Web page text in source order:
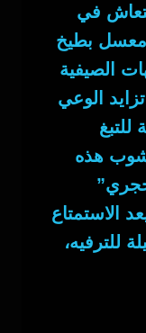
في
معسل بطيخ
الصيفية
الوعي
شوب هذه
الاستمتاع
للترفيه،